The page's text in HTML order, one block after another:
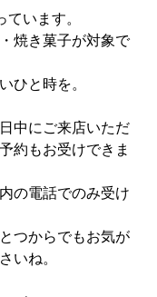
います。
焼き菓子が対象で
ひと時を。
中にご来店いただ
約もお受けできま
の電話でのみ受け
つからでもお気が
いね。